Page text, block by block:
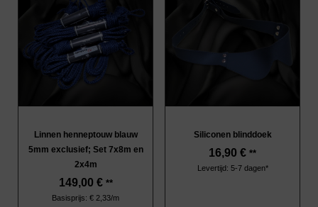
Linnen henneptouw blauw
5mm exclusief; Set 7x8m en
2x4m
149,00 € **
Basisprijs: € 2,33/m
Siliconen blinddoek
16,90 € **
Levertijd: 5-7 dagen*